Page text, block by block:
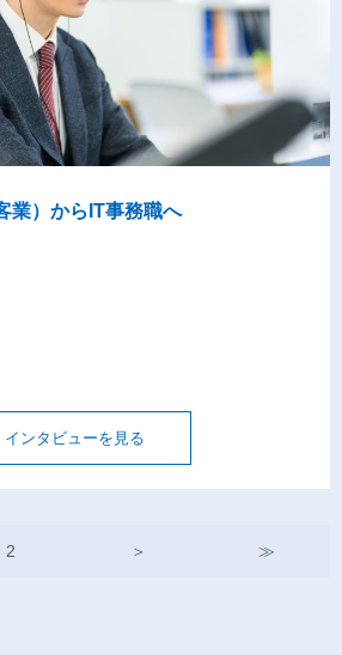
業）からIT事務職へ
インタビューを見る
2 ＞ ≫